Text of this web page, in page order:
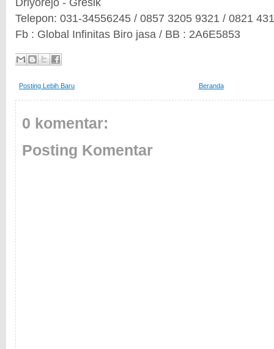
Telepon: 031-34556245 / 0857 3205 9321 / 0821
Fb : Global Infinitas Biro jasa / BB : 2A6E5853
Posting Lebih Baru Beranda
0 komentar:
Posting Komentar